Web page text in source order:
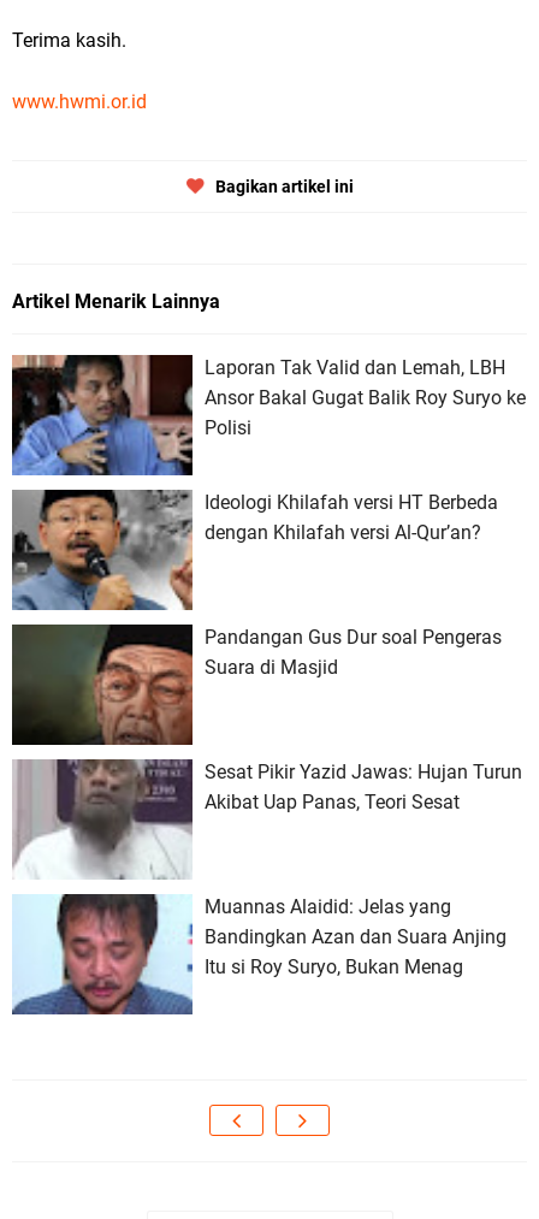
Terima kasih.
www.hwmi.or.id
Bagikan artikel ini
Artikel Menarik Lainnya
Laporan Tak Valid dan Lemah, LBH
Ansor Bakal Gugat Balik Roy Suryo ke
Polisi
Ideologi Khilafah versi HT Berbeda
dengan Khilafah versi Al-Qur’an?
Pandangan Gus Dur soal Pengeras
Suara di Masjid
Sesat Pikir Yazid Jawas: Hujan Turun
Akibat Uap Panas, Teori Sesat
Muannas Alaidid: Jelas yang
Bandingkan Azan dan Suara Anjing
Itu si Roy Suryo, Bukan Menag